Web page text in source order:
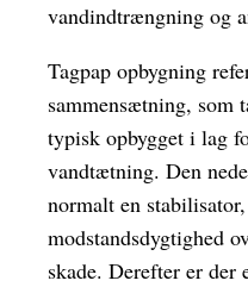
vandindtrængning og
Tagpap opbygning
sammensætning, som
typisk opbygget i lag
vandtætning. Den
normalt en
modstandsdygtighed
skade. Derefter er der